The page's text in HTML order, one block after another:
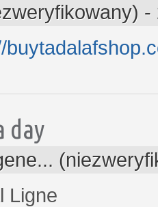
-
day
Ligne